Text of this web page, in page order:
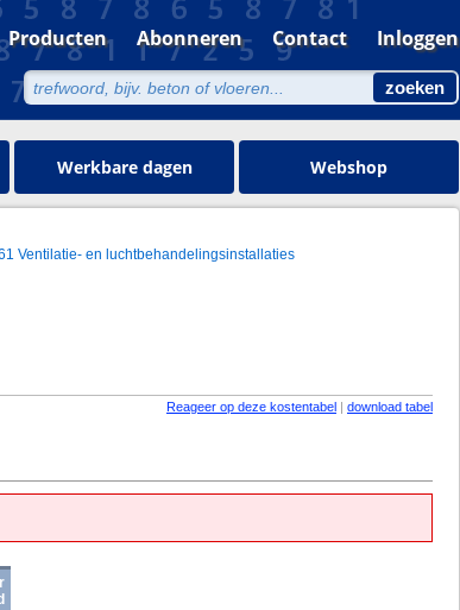
Producten Abonneren Contact Inloggen
Werkbare dagen Webshop
Ventilatie- en luchtbehandelingsinstallaties
Reageer op deze kostentabel | download tabel